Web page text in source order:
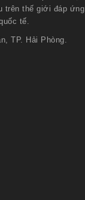
trên thế giới đáp ứng
tế.
TP. Hải Phòng.